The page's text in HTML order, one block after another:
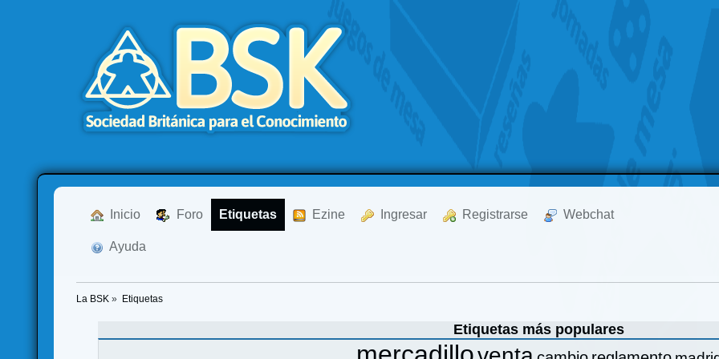
Inicio Foro Etiquetas Ezine Ingresar Registrarse Webchat
Ayuda
La BSK » Etiquetas
Etiquetas más populares